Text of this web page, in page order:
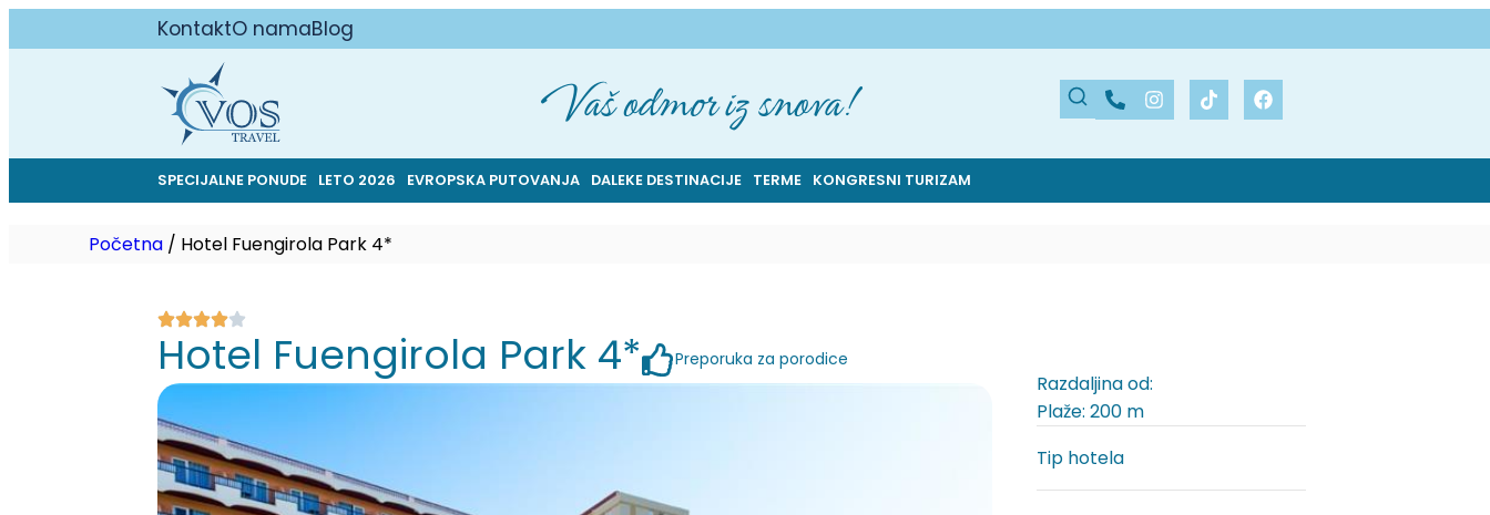
KontaktO namaBlog
Vaš odmor iz snova!
SPECIJALNE PONUDE LETO 2026 EVROPSKA PUTOVANJA DALEKE DESTINACIJE TERME KONGRESNI TURIZAM
Početna / Hotel Fuengirola Park 4*
Hotel Fuengirola Park 4* Preporuka za porodice
Razdaljina od:
Plaže: 200 m
Tip hotela